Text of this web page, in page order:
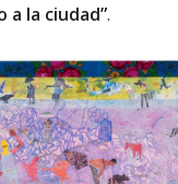
a la ciudad”.